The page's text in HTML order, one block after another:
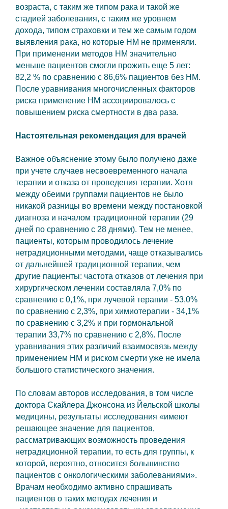
возраста, с таким же типом рака и такой же
стадией заболевания, с таким же уровнем
дохода, типом страховки и тем же самым годом
выявления рака, но которые НМ не применяли.
При применении методов НМ значительно
меньше пациентов смогли прожить еще 5 лет:
82,2 % по сравнению с 86,6% пациентов без НМ.
После уравнивания многочисленных факторов
риска применение НМ ассоциировалось с
повышением риска смертности в два раза.
Настоятельная рекомендация для врачей
Важное объяснение этому было получено даже
при учете случаев несвоевременного начала
терапии и отказа от проведения терапии. Хотя
между обеими группами пациентов не было
никакой разницы во времени между постановкой
диагноза и началом традиционной терапии (29
дней по сравнению с 28 днями). Тем не менее,
пациенты, которым проводилось лечение
нетрадиционными методами, чаще отказывались
от дальнейшей традиционной терапии, чем
другие пациенты: частота отказов от лечения при
хирургическом лечении составляла 7,0% по
сравнению с 0,1%, при лучевой терапии - 53,0%
по сравнению с 2,3%, при химиотерапии - 34,1%
по сравнению с 3,2% и при гормональной
терапии 33,7% по сравнению с 2,8%. После
уравнивания этих различий взаимосвязь между
применением НМ и риском смерти уже не имела
большого статистического значения.
По словам авторов исследования, в том числе
доктора Скайлера Джонсона из Йельской школы
медицины, результаты исследования «имеют
решающее значение для пациентов,
рассматривающих возможность проведения
нетрадиционной терапии, то есть для группы, к
которой, вероятно, относится большинство
пациентов с онкологическими заболеваниями».
Врачам необходимо активно спрашивать
пациентов о таких методах лечения и